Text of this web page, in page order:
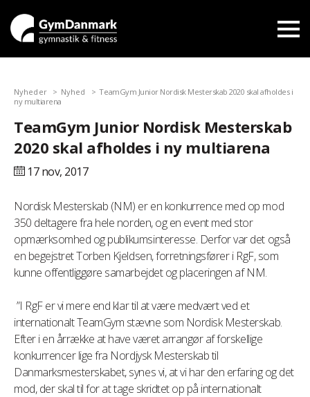
Nyheder Nyhed
TeamGym Junior Nordisk Mesterskab 2020 skal afholdes i
ny multiarena
TeamGym Junior Nordisk Mesterskab
2020 skal afholdes i ny multiarena
17 nov, 2017
Nordisk Mesterskab (NM) er en konkurrence med op mod
350 deltagere fra hele norden, og en event med stor
opmærksomhed og publikumsinteresse. Derfor var det også
en begejstret Torben Kjeldsen, forretningsfører i RgF, som
kunne offentliggøre samarbejdet og placeringen af NM.
”I RgF er vi mere end klar til at være medvært ved et
internationalt TeamGym stævne som Nordisk Mesterskab.
Efter i en årrække at have været arrangør af forskellige
konkurrencer lige fra Nordjysk Mesterskab til
Danmarksmesterskabet, synes vi, at vi har den erfaring og det
mod, der skal til for at tage skridtet op på internationalt